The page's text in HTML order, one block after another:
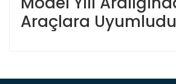
Araçlara